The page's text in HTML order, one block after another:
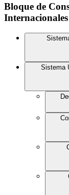
Bloque de
Internacionales
Sistema